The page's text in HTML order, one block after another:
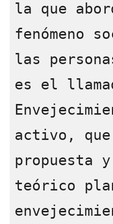
la que
fenómeno
las
es el
activo, que
propuesta
teórico